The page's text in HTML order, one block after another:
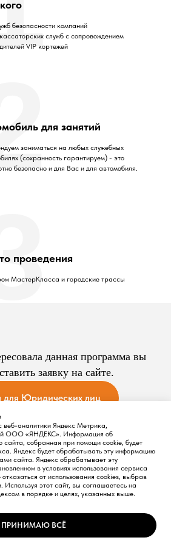
веб-аналитики Яндекс Метрика,
ООО «ЯНДЕКС». Информация об
сайта, собранная при помощи cookie, будет
Яндекс будет обрабатывать эту информацию
сайта. Яндекс обрабатывает эту
в условиях использования сервиса
от использования cookies, выбрав
Используя этот сайт, вы соглашаетесь на
в порядке и целях, указанных выше.
ПРИНИМАЮ ВСЁ
безопасности компаний
служб с сопровождением
VIP кортежей
для занятий
заниматься на любых служебных
(сохранность гарантируем) - это
безопасно и для Вас и для автомобиля.
проведения
МастерКласса и городские трассы
данная программа вы
заявку на сайте.
для Юридических лиц
марка ООО Центра
водителей «МастерКласс»